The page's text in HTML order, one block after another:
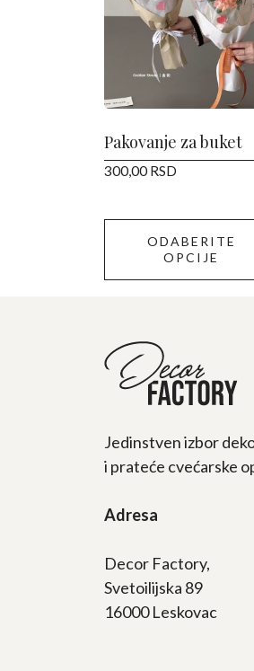
Pakovanje za buket
300,00 RSD
ODABERITE
OPCIJE
više
varijanti.
biti
izabrane
na
Jedinstven izbor
i prateće cvećarske
Adresa
Decor Factory,
Svetoilijska 89
16000 Leskovac